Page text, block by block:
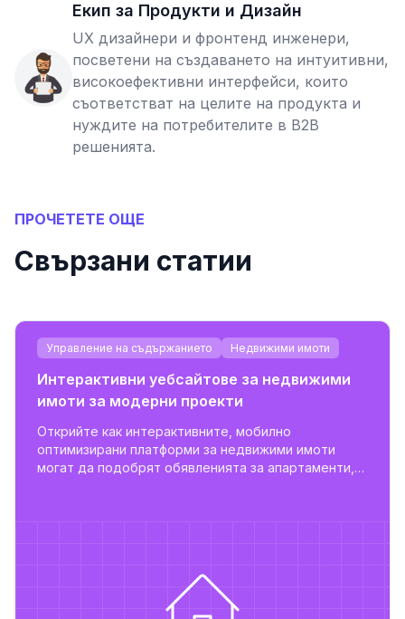
Екип за Продукти и Дизайн
UX дизайнери и фронтенд инженери,
посветени на създаването на интуитивни,
високоефективни интерфейси, които
съответстват на целите на продукта и
нуждите на потребителите в B2B
решенията.
ПРОЧЕТЕТЕ ОЩЕ
Свързани статии
Управление на съдържанието Недвижими имоти
Интерактивни уебсайтове за недвижими
имоти за модерни проекти
Открийте как интерактивните, мобилно
оптимизирани платформи за недвижими имоти
могат да подобрят обявленията за апартаменти,